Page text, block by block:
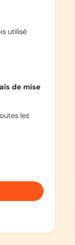
utilisé
de mise
les